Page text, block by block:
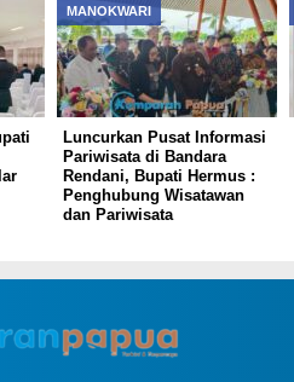
MANOKWARI
Luncurkan Pusat Informasi
Pariwisata di Bandara
Rendani, Bupati Hermus :
Penghubung Wisatawan
dan Pariwisata